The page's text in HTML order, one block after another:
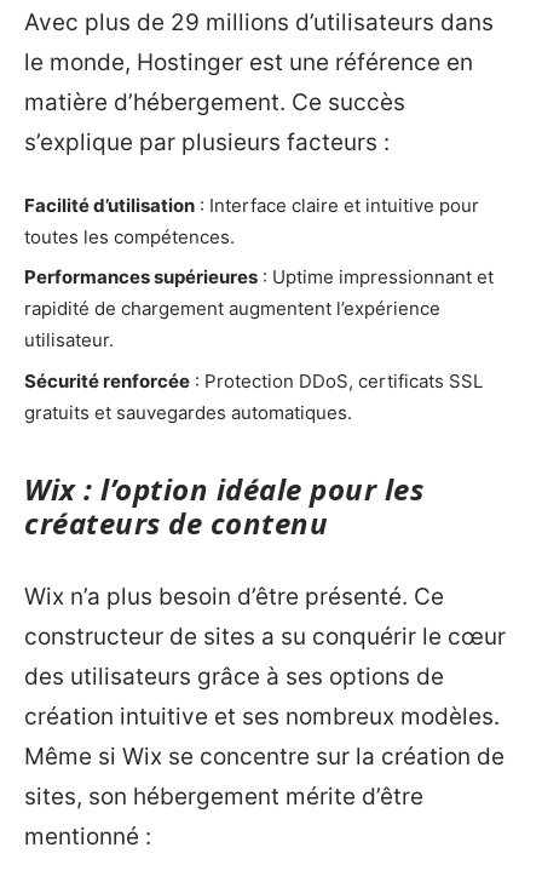
Avec plus de 29 millions d’utilisateurs dans
le monde, Hostinger est une référence en
matière d’hébergement. Ce succès
s’explique par plusieurs facteurs :
Facilité d’utilisation : Interface claire et intuitive pour
toutes les compétences.
Performances supérieures : Uptime impressionnant et
rapidité de chargement augmentent l’expérience
utilisateur.
Sécurité renforcée : Protection DDoS, certificats SSL
gratuits et sauvegardes automatiques.
Wix : l’option idéale pour les
créateurs de contenu
Wix n’a plus besoin d’être présenté. Ce
constructeur de sites a su conquérir le cœur
des utilisateurs grâce à ses options de
création intuitive et ses nombreux modèles.
Même si Wix se concentre sur la création de
sites, son hébergement mérite d’être
mentionné :